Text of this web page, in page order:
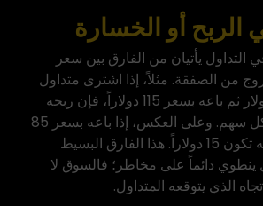
الربح أو الخسارة
التداول يأتيان من الفارق بين سعر
من الصفقة. مثلاً، إذا اشترى متداول
سهماً بسعر 100 دولار ثم باعه بسعر 115 دولاراً، فإن ربحه
هو 15 دولاراً على كل سهم. وعلى العكس، إذا باعه بسعر 85
دولاراً، فإن خسارته تكون 15 دولاراً. هذا الفارق البسيط
ينطوي دائماً على مخاطر؛ فالسوق لا
الذي يتوقعه المتداول.